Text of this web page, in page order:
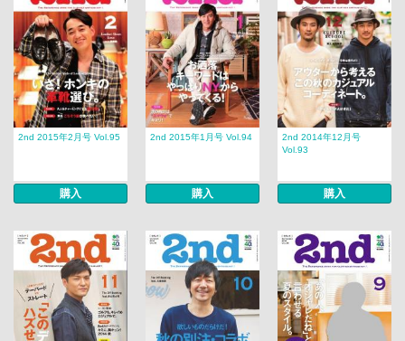
2nd 2015年2月号 Vol.95
購入
2nd 2015年1月号 Vol.94
購入
2nd 2014年12月号
Vol.93
購入